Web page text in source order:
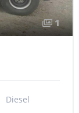
1
Diesel